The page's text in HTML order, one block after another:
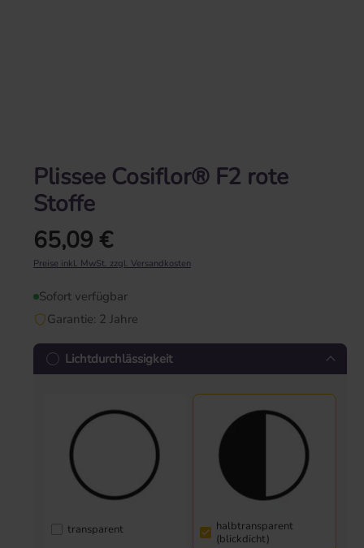
Plissee Cosiflor® F2 rote
Stoffe
Regulärer Preis:
65,09 €
Preise inkl. MwSt. zzgl. Versandkosten
Sofort verfügbar
Garantie: 2 Jahre
Lichtdurchlässigkeit
transparent
halbtransparent
(blickdicht)